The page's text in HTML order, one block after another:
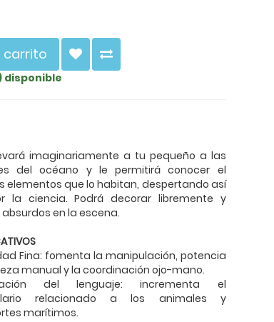
carrito
disponible
imaginariamente a tu pequeño a las
del océano y le permitirá conocer el
elementos que lo habitan, despertando así
la ciencia. Podrá decorar libremente y
en la escena.
Fina: fomenta la manipulación, potencia
manual y la coordinación ojo-mano.
del lenguaje: incrementa el
relacionado a los animales y
marítimos.